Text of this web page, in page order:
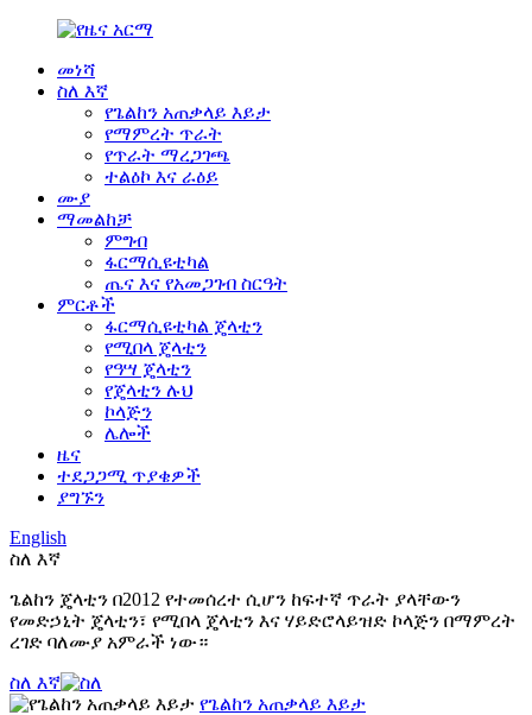
መነሻ
ስለ እኛ
የጌልከን አጠቃላይ እይታ
የማምረት ጥራት
የጥራት ማረጋገጫ
ተልዕኮ እና ራዕይ
ሙያ
ማመልከቻ
ምግብ
ፋርማሲዩቲካል
ጤና እና የአመጋገብ ስርዓት
ምርቶች
ፋርማሲዩቲካል ጄላቲን
የሚበላ ጄላቲን
የዓሣ ጄላቲን
የጄላቲን ሉህ
ኮላጅን
ሌሎች
ዜና
ተደጋጋሚ ጥያቄዎች
ያግኙን
English
ስለ እኛ
ጌልከን ጄላቲን በ2012 የተመሰረተ ሲሆን ከፍተኛ ጥራት ያላቸውን
የመድኃኒት ጄላቲን፣ የሚበላ ጄላቲን እና ሃይድሮላይዝድ ኮላጅን በማምረት
ረገድ ባለሙያ አምራች ነው።
ስለ እኛ
የጌልከን አጠቃላይ እይታ